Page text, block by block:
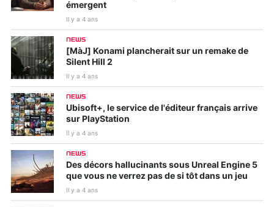
émergent
Il y a 4 ans
NEWS
[MàJ] Konami plancherait sur un remake de
Silent Hill 2
Il y a 4 ans
NEWS
Ubisoft+, le service de l'éditeur français arrive
sur PlayStation
Il y a 4 ans
NEWS
Des décors hallucinants sous Unreal Engine 5
que vous ne verrez pas de si tôt dans un jeu
Il y a 4 ans